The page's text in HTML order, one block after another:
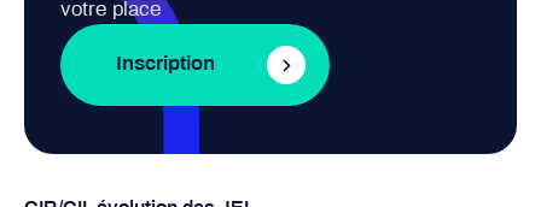
votre place
Inscription